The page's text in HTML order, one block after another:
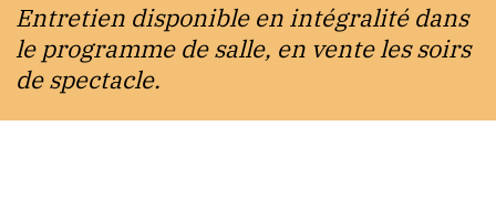
Entretien disponible en intégralité dans
le programme de salle, en vente les soirs
de spectacle.